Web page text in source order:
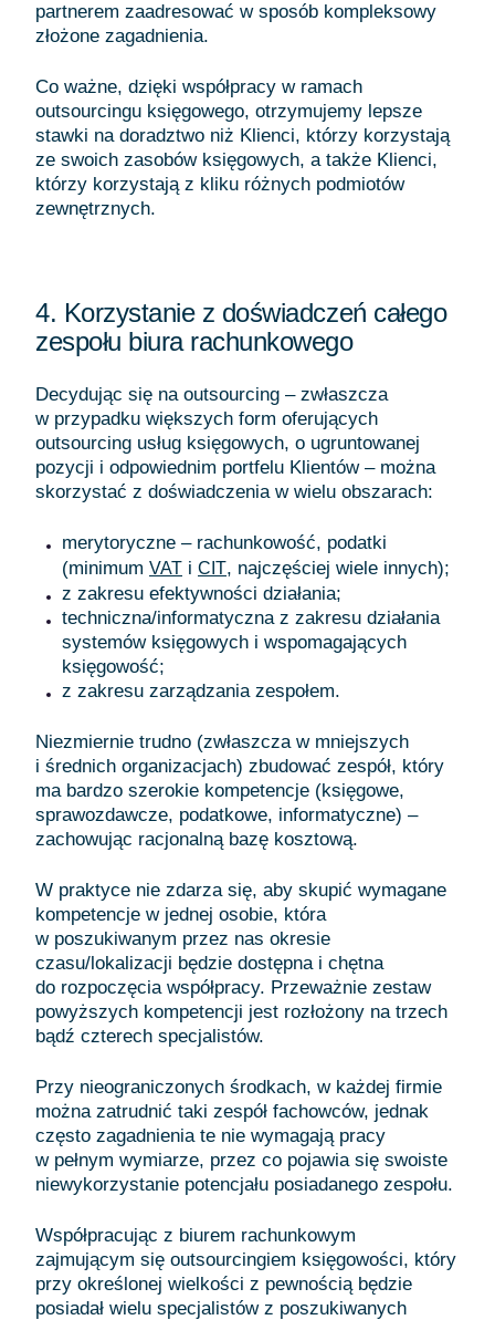
partnerem zaadresować w sposób kompleksowy
złożone zagadnienia.
Co ważne, dzięki współpracy w ramach
outsourcingu księgowego, otrzymujemy lepsze
stawki na doradztwo niż Klienci, którzy korzystają
ze swoich zasobów księgowych, a także Klienci,
którzy korzystają z kliku różnych podmiotów
zewnętrznych.
4. Korzystanie z doświadczeń całego
zespołu biura rachunkowego
Decydując się na outsourcing – zwłaszcza
w przypadku większych form oferujących
outsourcing usług księgowych, o ugruntowanej
pozycji i odpowiednim portfelu Klientów – można
skorzystać z doświadczenia w wielu obszarach:
merytoryczne – rachunkowość, podatki
(minimum VAT i CIT, najczęściej wiele innych);
z zakresu efektywności działania;
techniczna/informatyczna z zakresu działania
systemów księgowych i wspomagających
księgowość;
z zakresu zarządzania zespołem.
Niezmiernie trudno (zwłaszcza w mniejszych
i średnich organizacjach) zbudować zespół, który
ma bardzo szerokie kompetencje (księgowe,
sprawozdawcze, podatkowe, informatyczne) –
zachowując racjonalną bazę kosztową.
W praktyce nie zdarza się, aby skupić wymagane
kompetencje w jednej osobie, która
w poszukiwanym przez nas okresie
czasu/lokalizacji będzie dostępna i chętna
do rozpoczęcia współpracy. Przeważnie zestaw
powyższych kompetencji jest rozłożony na trzech
bądź czterech specjalistów.
Przy nieograniczonych środkach, w każdej firmie
można zatrudnić taki zespół fachowców, jednak
często zagadnienia te nie wymagają pracy
w pełnym wymiarze, przez co pojawia się swoiste
niewykorzystanie potencjału posiadanego zespołu.
Współpracując z biurem rachunkowym
zajmującym się outsourcingiem księgowości, który
przy określonej wielkości z pewnością będzie
posiadał wielu specjalistów z poszukiwanych